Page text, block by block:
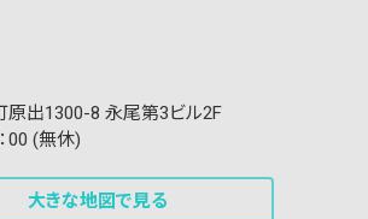
出1300-8 永尾第3ビル2F
00 (無休)
大きな地図で見る